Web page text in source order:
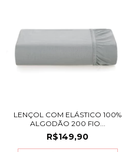
LENÇOL COM ELÁSTICO 100%
ALGODÃO 200 FIO...
R$149,90